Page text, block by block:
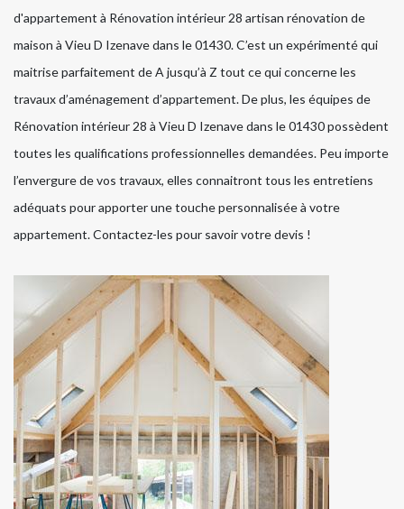
d'appartement à Rénovation intérieur 28 artisan rénovation de
maison à Vieu D Izenave dans le 01430. C’est un expérimenté qui
maitrise parfaitement de A jusqu’à Z tout ce qui concerne les
travaux d’aménagement d’appartement. De plus, les équipes de
Rénovation intérieur 28 à Vieu D Izenave dans le 01430 possèdent
toutes les qualifications professionnelles demandées. Peu importe
l’envergure de vos travaux, elles connaitront tous les entretiens
adéquats pour apporter une touche personnalisée à votre
appartement. Contactez-les pour savoir votre devis !